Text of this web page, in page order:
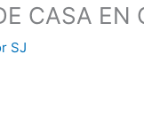
CASA
SJ